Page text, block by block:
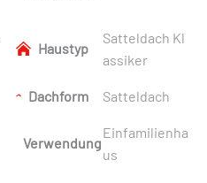
Haustyp
Satteldach Kl
assiker
Dachform Satteldach
Verwendung
Einfamilienha
us